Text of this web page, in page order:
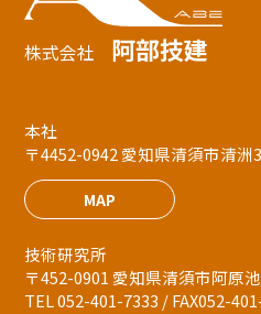
株式会社 阿部技建
本社
〒4452-0942 愛知県清須市清洲
MAP
技術研究所
〒452-0901 愛知県清須市阿原
TEL 052-401-7333 / FAX052-